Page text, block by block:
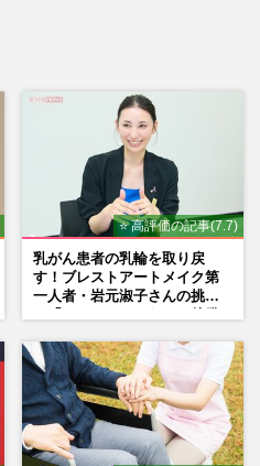
⭐ 高評価の記事(7.7)
乳がん患者の乳輪を取り戻
す！ブレストアートメイク第
一人者・岩元淑子さんの挑戦